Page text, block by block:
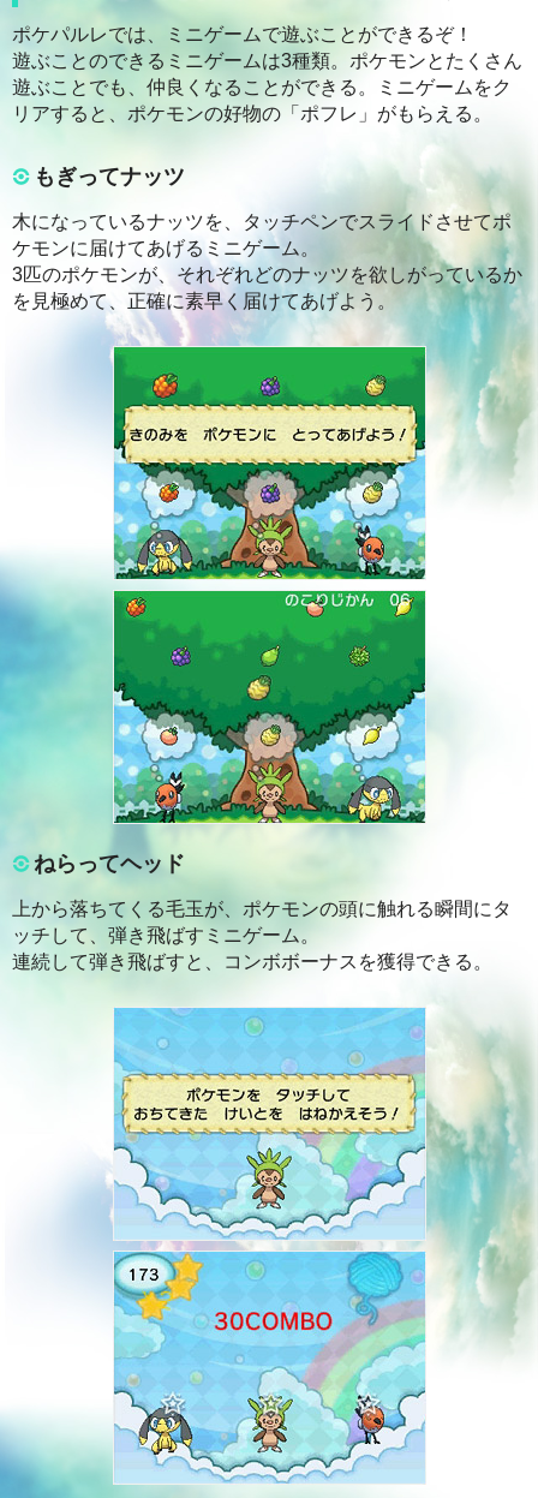
ポケパルレでは、ミニゲームで遊ぶことができるぞ！
遊ぶことのできるミニゲームは3種類。ポケモンとたくさん
遊ぶことでも、仲良くなることができる。ミニゲームをク
リアすると、ポケモンの好物の「ポフレ」がもらえる。
もぎってナッツ
木になっているナッツを、タッチペンでスライドさせてポ
ケモンに届けてあげるミニゲーム。
3匹のポケモンが、それぞれどのナッツを欲しがっているか
を見極めて、正確に素早く届けてあげよう。
ねらってヘッド
上から落ちてくる毛玉が、ポケモンの頭に触れる瞬間にタ
ッチして、弾き飛ばすミニゲーム。
連続して弾き飛ばすと、コンボボーナスを獲得できる。